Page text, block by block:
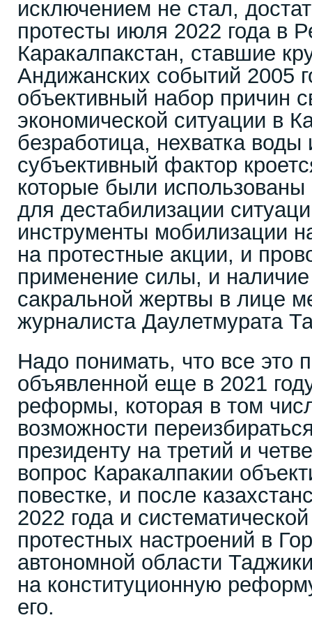
исключением не стал,
протесты июля 2022 года в
Каракалпакстан, ставшие
Андижанских событий 2005
объективный набор причин
экономической ситуации в
безработица, нехватка воды
субъективный фактор
которые были
для дестабилизации
инструменты мобилизации
на протестные акции, и
применение силы, и
сакральной жертвы в лице
журналиста Даулетмурата
Надо понимать, что все это
объявленной еще в 2021
реформы, которая в том
возможности
президенту на третий и
вопрос Каракалпакии
повестке, и после
2022 года и
протестных настроений в
автономной области
на конституционную
его.